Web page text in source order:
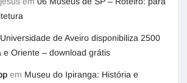
Universidade de Aveiro disponibiliza 2500
e Oriente – download grátis
em Museu do Ipiranga: História e